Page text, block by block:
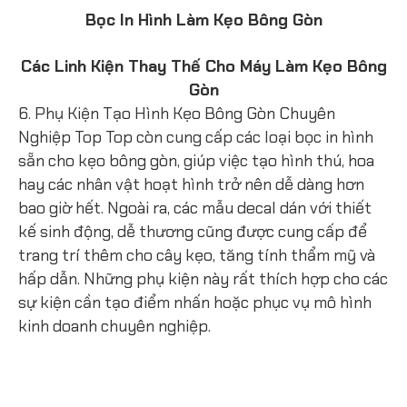
Bọc In Hình Làm Kẹo Bông Gòn
Các Linh Kiện Thay Thế Cho Máy Làm Kẹo Bông
Gòn
6. Phụ Kiện Tạo Hình Kẹo Bông Gòn Chuyên
Nghiệp Top Top còn cung cấp các loại bọc in hình
sẵn cho kẹo bông gòn, giúp việc tạo hình thú, hoa
hay các nhân vật hoạt hình trở nên dễ dàng hơn
bao giờ hết. Ngoài ra, các mẫu decal dán với thiết
kế sinh động, dễ thương cũng được cung cấp để
trang trí thêm cho cây kẹo, tăng tính thẩm mỹ và
hấp dẫn. Những phụ kiện này rất thích hợp cho các
sự kiện cần tạo điểm nhấn hoặc phục vụ mô hình
kinh doanh chuyên nghiệp.